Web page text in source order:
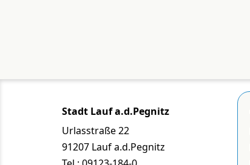
Stadt Lauf a.d.Pegnitz
Urlasstraße 22
91207 Lauf a.d.Pegnitz